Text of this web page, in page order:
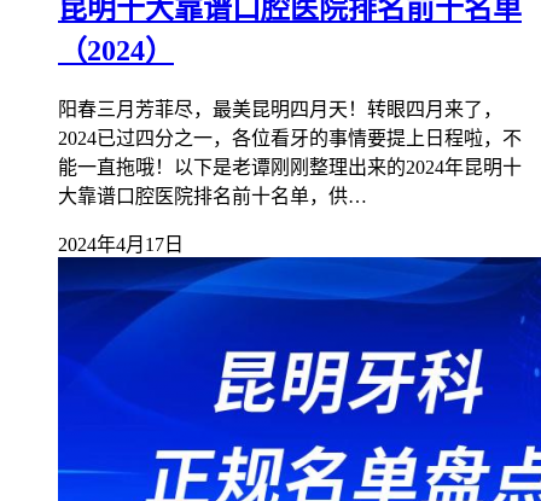
昆明十大靠谱口腔医院排名前十名单
（2024）
阳春三月芳菲尽，最美昆明四月天！转眼四月来了，
2024已过四分之一，各位看牙的事情要提上日程啦，不
能一直拖哦！以下是老谭刚刚整理出来的2024年昆明十
大靠谱口腔医院排名前十名单，供…
2024年4月17日